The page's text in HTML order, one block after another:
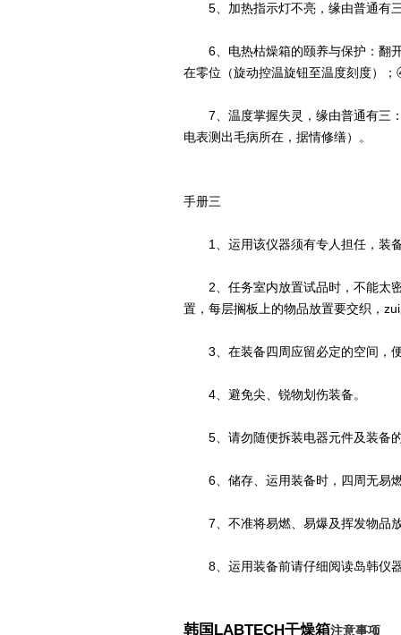
5、加热指示灯不亮，缘由普通有
6、电热枯燥箱的颐养与保护：翻
在零位（旋动控温旋钮至温度刻度）
7、温度掌握失灵，缘由普通有三
电表测出毛病所在，据情修缮）。
手册三
1、运用该仪器须有专人担任，装备
2、任务室内放置试品时，不能太密
置，每层搁板上的物品放置要交织，
3、在装备四周应留必定的空间，
4、避免尖、锐物划伤装备。
5、请勿随便拆装电器元件及装备的
6、储存、运用装备时，四周无易
7、不准将易燃、易爆及挥发物品
8、运用装备前请仔细阅读岛韩仪器
韩国LABTECH干燥箱注意事项